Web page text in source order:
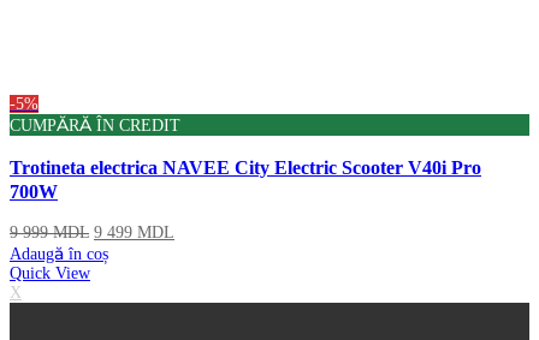
-5%
CUMPĂRĂ ÎN CREDIT
Trotineta electrica NAVEE City Electric Scooter V40i Pro
700W
9 999MDL 9 499 MDL
Adaugă în coș
Quick View
X